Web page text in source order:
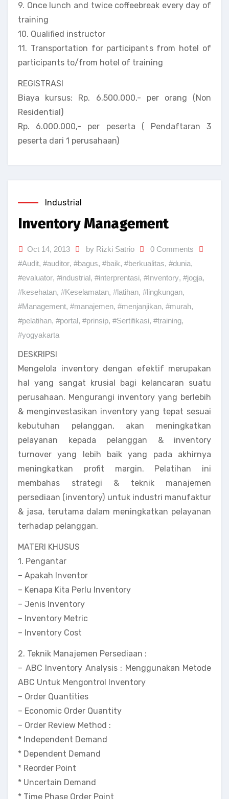
9. Once lunch and twice coffeebreak every day of
training
10. Qualified instructor
11. Transportation for participants from hotel of
participants to/from hotel of training
REGISTRASI
Biaya kursus: Rp. 6.500.000,- per orang (Non
Residential)
Rp. 6.000.000,- per peserta ( Pendaftaran 3
peserta dari 1 perusahaan)
Industrial
Inventory Management
Oct 14, 2013 by Rizki Satrio
0 Comments
#Audit, #auditor, #bagus, #baik, #berkualitas, #dunia,
#evaluator, #industrial, #interprentasi, #Inventory, #jogja,
#kesehatan, #Keselamatan, #latihan, #lingkungan,
#Management, #manajemen, #menjanjikan, #murah,
#pelatihan, #portal, #prinsip, #Sertifikasi, #training,
#yogyakarta
DESKRIPSI
Mengelola inventory dengan efektif merupakan
hal yang sangat krusial bagi kelancaran suatu
perusahaan. Mengurangi inventory yang berlebih
& menginvestasikan inventory yang tepat sesuai
kebutuhan pelanggan, akan meningkatkan
pelayanan kepada pelanggan & inventory
turnover yang lebih baik yang pada akhirnya
meningkatkan profit margin. Pelatihan ini
membahas strategi & teknik manajemen
persediaan (inventory) untuk industri manufaktur
& jasa, terutama dalam meningkatkan pelayanan
terhadap pelanggan.
MATERI KHUSUS
1. Pengantar
– Apakah Inventor
– Kenapa Kita Perlu Inventory
– Jenis Inventory
– Inventory Metric
– Inventory Cost
2. Teknik Manajemen Persediaan :
– ABC Inventory Analysis : Menggunakan Metode
ABC Untuk Mengontrol Inventory
– Order Quantities
– Economic Order Quantity
– Order Review Method :
* Independent Demand
* Dependent Demand
* Reorder Point
* Uncertain Demand
* Time Phase Order Point